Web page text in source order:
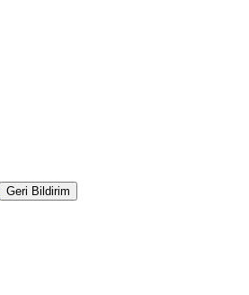
Geri Bildirim